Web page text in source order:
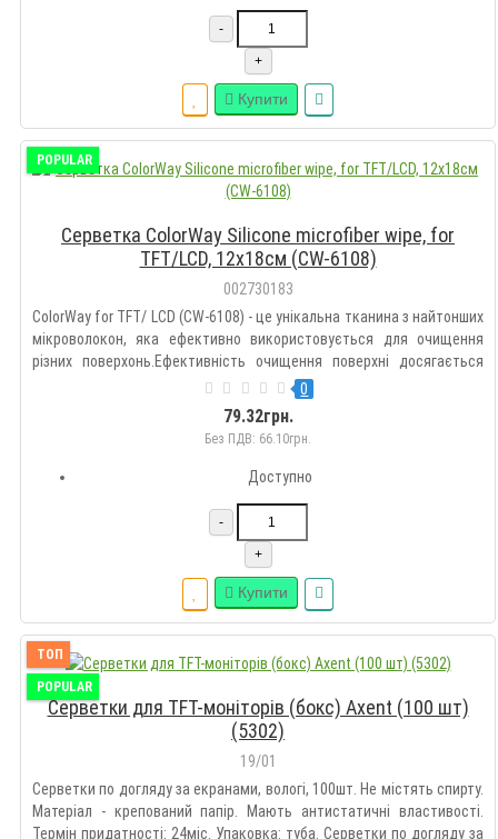
-
+
Купити
POPULAR
Серветка ColorWay Silicone microfiber wipe, for
TFT/LCD, 12х18см (CW-6108)
002730183
ColorWay for TFT/ LCD (CW-6108) - це унікальна тканина з найтонших
мікроволокон, яка ефективно використовується для очищення
різних поверхонь.Ефективність очищення поверхні досягається
завдяки капілярному ефекту між мікроволокнами ColorWay for TFT/
LCD (CW-6108).- мікроволоконні тканини вбирають при..
0
79.32грн.
Без ПДВ: 66.10грн.
Доступно
-
+
Купити
ТОП
POPULAR
Серветки для TFT-моніторів (бокс) Axent (100 шт)
(5302)
19/01
Серветки по догляду за екранами, вологі, 100шт. Не містять спирту.
Матеріал - крепований папір. Мають антистатичні властивості.
Термін придатності: 24міс. Упаковка: туба. Серветки по догляду за